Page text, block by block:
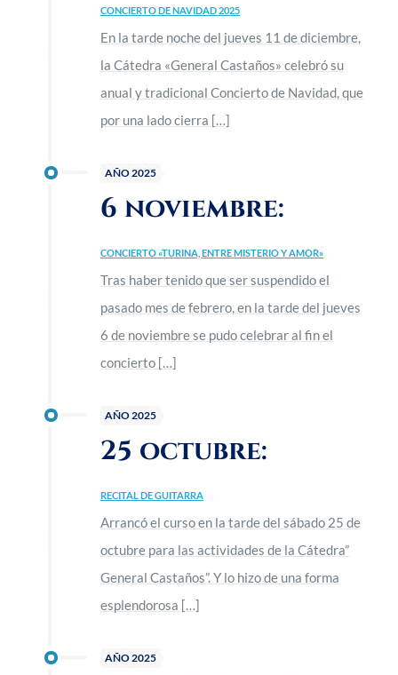
CONCIERTO DE NAVIDAD 2025
En la tarde noche del jueves 11 de diciembre,
la Cátedra «General Castaños» celebró su
anual y tradicional Concierto de Navidad, que
por una lado cierra […]
AÑO 2025
6 noviembre:
CONCIERTO «TURINA, ENTRE MISTERIO Y AMOR»
Tras haber tenido que ser suspendido el
pasado mes de febrero, en la tarde del jueves
6 de noviembre se pudo celebrar al fin el
concierto […]
AÑO 2025
25 octubre:
RECITAL DE GUITARRA
Arrancó el curso en la tarde del sábado 25 de
octubre para las actividades de la Cátedra”
General Castaños”. Y lo hizo de una forma
esplendorosa […]
AÑO 2025